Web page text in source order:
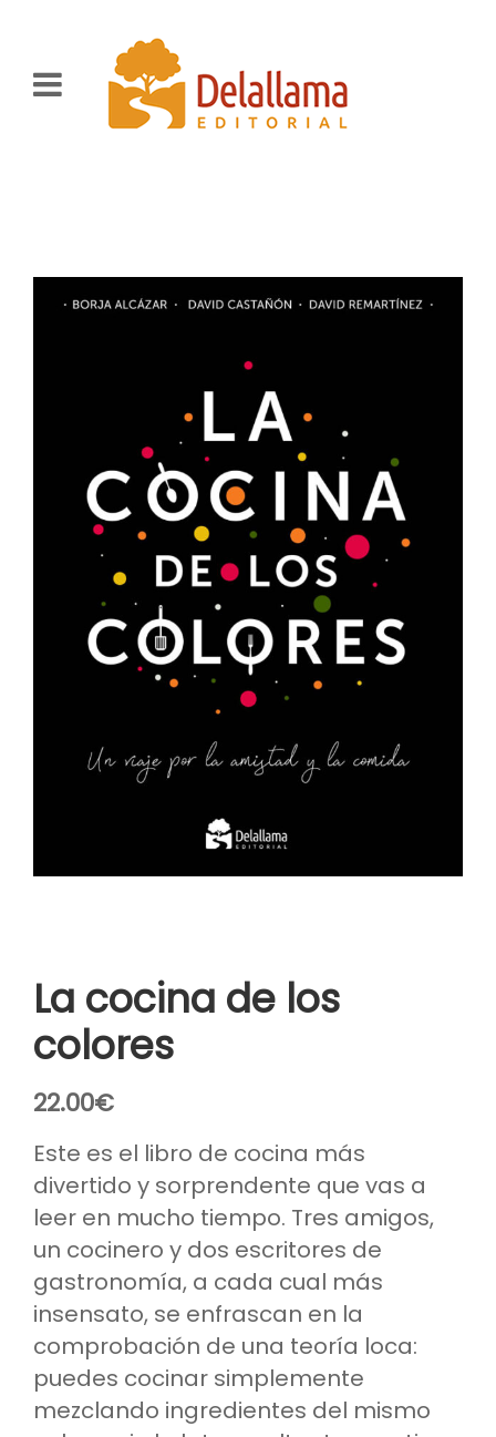
La cocina de los
colores
22.00€
Este es el libro de cocina más
divertido y sorprendente que vas a
leer en mucho tiempo. Tres amigos,
un cocinero y dos escritores de
gastronomía, a cada cual más
insensato, se enfrascan en la
comprobación de una teoría loca:
puedes cocinar simplemente
mezclando ingredientes del mismo